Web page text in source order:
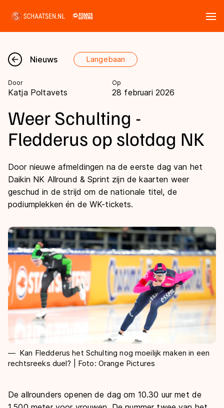
Nieuws
Kalender
Disciplines
Langebaan
Shorttrack
Inlineskaten
Schoonrijden
Natuurijs
Uitslagen
Langebaan
Shorttrack
Inlineskaten
Kunstschaatsen
Tijden & historie
Persoonlijke records & tijden
Historie & statistiek
De weg op
Inschrijven wedstrijden
Algemene Nederlandse Schaatstijd
Deze zomer de weg op
Waar kan ik schaatsen en skaten?
Schaatsfans
Alles voor jou als schaatsfan
Evenementen
Tickets
Livestreams
Word schaatsfan!
Olympische Spelen
Olympische Spelen
Medaillespiegel
Olympische uitslagen
Nieuws Langebaan
Door
Katja Poltavets
Op
28 februari 2026
Weer Schulting -
Fledderus op slotdag NK
Door nieuwe afmeldingen na de eerste dag van het
Daikin NK Allround & Sprint zijn de kaarten weer
geschud in de strijd om de nationale titel, de
podiumplekken én de WK-tickets.
Kan Fledderus het Schulting nog moeilijk maken in een
rechtsreeks duel? | Foto: Orange Pictures
De allrounders openen de dag om 10.30 uur met de